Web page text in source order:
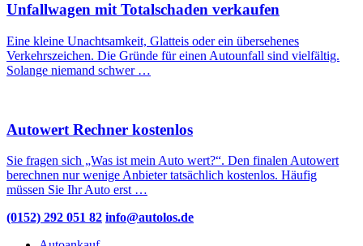
Unfallwagen mit Totalschaden verkaufen
Eine kleine Unachtsamkeit, Glatteis oder ein übersehenes
Verkehrszeichen. Die Gründe für einen Autounfall sind vielfältig.
Solange niemand schwer …
Autowert Rechner kostenlos
Sie fragen sich „Was ist mein Auto wert?“. Den finalen Autowert
berechnen nur wenige Anbieter tatsächlich kostenlos. Häufig
müssen Sie Ihr Auto erst …
(0152) 292 051 82 info@autolos.de